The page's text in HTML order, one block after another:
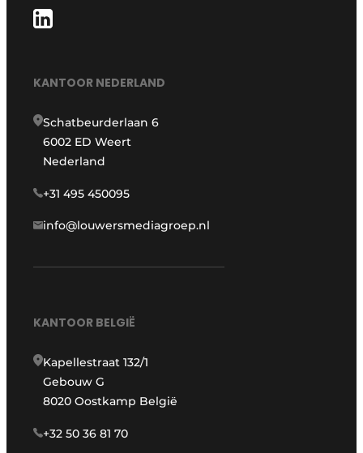
KANTOOR NEDERLAND
Schatbeurderlaan 6
6002 ED Weert
Nederland
+31 495 450095
info@louwersmediagroep.nl
KANTOOR BELGIË
Kapellestraat 132/1
Gebouw G
8020 Oostkamp België
+32 50 36 81 70